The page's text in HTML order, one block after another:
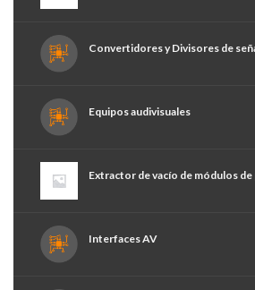
Convertidores y Divisores de
Equipos audivisuales
Extractor de vacío de módulos de
Interfaces AV